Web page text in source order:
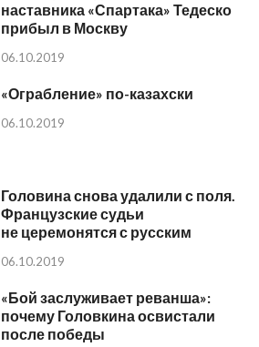
наставника «Спартака» Тедеско
прибыл в Москву
06.10.2019
«Ограбление» по-казахски
06.10.2019
Головина снова удалили с поля.
Французские судьи
не церемонятся с русским
06.10.2019
«Бой заслуживает реванша»:
почему Головкина освистали
после победы